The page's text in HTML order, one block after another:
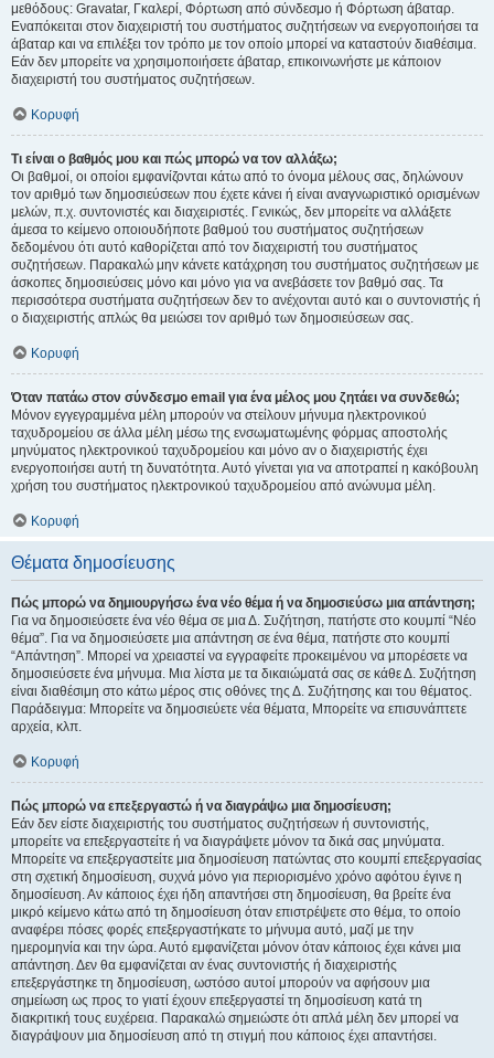
μεθόδους: Gravatar, Γκαλερί, Φόρτωση από σύνδεσμο ή Φόρτωση άβαταρ.
Εναπόκειται στον διαχειριστή του συστήματος συζητήσεων να ενεργοποιήσει τα
άβαταρ και να επιλέξει τον τρόπο με τον οποίο μπορεί να καταστούν διαθέσιμα.
Εάν δεν μπορείτε να χρησιμοποιήσετε άβαταρ, επικοινωνήστε με κάποιον
διαχειριστή του συστήματος συζητήσεων.
Κορυφή
Τι είναι ο βαθμός μου και πώς μπορώ να τον αλλάξω;
Οι βαθμοί, οι οποίοι εμφανίζονται κάτω από το όνομα μέλους σας, δηλώνουν
τον αριθμό των δημοσιεύσεων που έχετε κάνει ή είναι αναγνωριστικό ορισμένων
μελών, π.χ. συντονιστές και διαχειριστές. Γενικώς, δεν μπορείτε να αλλάξετε
άμεσα το κείμενο οποιουδήποτε βαθμού του συστήματος συζητήσεων
δεδομένου ότι αυτό καθορίζεται από τον διαχειριστή του συστήματος
συζητήσεων. Παρακαλώ μην κάνετε κατάχρηση του συστήματος συζητήσεων με
άσκοπες δημοσιεύσεις μόνο και μόνο για να ανεβάσετε τον βαθμό σας. Τα
περισσότερα συστήματα συζητήσεων δεν το ανέχονται αυτό και ο συντονιστής ή
ο διαχειριστής απλώς θα μειώσει τον αριθμό των δημοσιεύσεων σας.
Κορυφή
Όταν πατάω στον σύνδεσμο email για ένα μέλος μου ζητάει να συνδεθώ;
Μόνον εγγεγραμμένα μέλη μπορούν να στείλουν μήνυμα ηλεκτρονικού
ταχυδρομείου σε άλλα μέλη μέσω της ενσωματωμένης φόρμας αποστολής
μηνύματος ηλεκτρονικού ταχυδρομείου και μόνο αν ο διαχειριστής έχει
ενεργοποιήσει αυτή τη δυνατότητα. Αυτό γίνεται για να αποτραπεί η κακόβουλη
χρήση του συστήματος ηλεκτρονικού ταχυδρομείου από ανώνυμα μέλη.
Κορυφή
Θέματα δημοσίευσης
Πώς μπορώ να δημιουργήσω ένα νέο θέμα ή να δημοσιεύσω μια απάντηση;
Για να δημοσιεύσετε ένα νέο θέμα σε μια Δ. Συζήτηση, πατήστε στο κουμπί “Νέο
θέμα”. Για να δημοσιεύσετε μια απάντηση σε ένα θέμα, πατήστε στο κουμπί
“Απάντηση”. Μπορεί να χρειαστεί να εγγραφείτε προκειμένου να μπορέσετε να
δημοσιεύσετε ένα μήνυμα. Μια λίστα με τα δικαιώματά σας σε κάθε Δ. Συζήτηση
είναι διαθέσιμη στο κάτω μέρος στις οθόνες της Δ. Συζήτησης και του θέματος.
Παράδειγμα: Μπορείτε να δημοσιεύετε νέα θέματα, Μπορείτε να επισυνάπτετε
αρχεία, κλπ.
Κορυφή
Πώς μπορώ να επεξεργαστώ ή να διαγράψω μια δημοσίευση;
Εάν δεν είστε διαχειριστής του συστήματος συζητήσεων ή συντονιστής,
μπορείτε να επεξεργαστείτε ή να διαγράψετε μόνον τα δικά σας μηνύματα.
Μπορείτε να επεξεργαστείτε μια δημοσίευση πατώντας στο κουμπί επεξεργασίας
στη σχετική δημοσίευση, συχνά μόνο για περιορισμένο χρόνο αφότου έγινε η
δημοσίευση. Αν κάποιος έχει ήδη απαντήσει στη δημοσίευση, θα βρείτε ένα
μικρό κείμενο κάτω από τη δημοσίευση όταν επιστρέψετε στο θέμα, το οποίο
αναφέρει πόσες φορές επεξεργαστήκατε το μήνυμα αυτό, μαζί με την
ημερομηνία και την ώρα. Αυτό εμφανίζεται μόνον όταν κάποιος έχει κάνει μια
απάντηση. Δεν θα εμφανίζεται αν ένας συντονιστής ή διαχειριστής
επεξεργάστηκε τη δημοσίευση, ωστόσο αυτοί μπορούν να αφήσουν μια
σημείωση ως προς το γιατί έχουν επεξεργαστεί τη δημοσίευση κατά τη
διακριτική τους ευχέρεια. Παρακαλώ σημειώστε ότι απλά μέλη δεν μπορεί να
διαγράψουν μια δημοσίευση από τη στιγμή που κάποιος έχει απαντήσει.